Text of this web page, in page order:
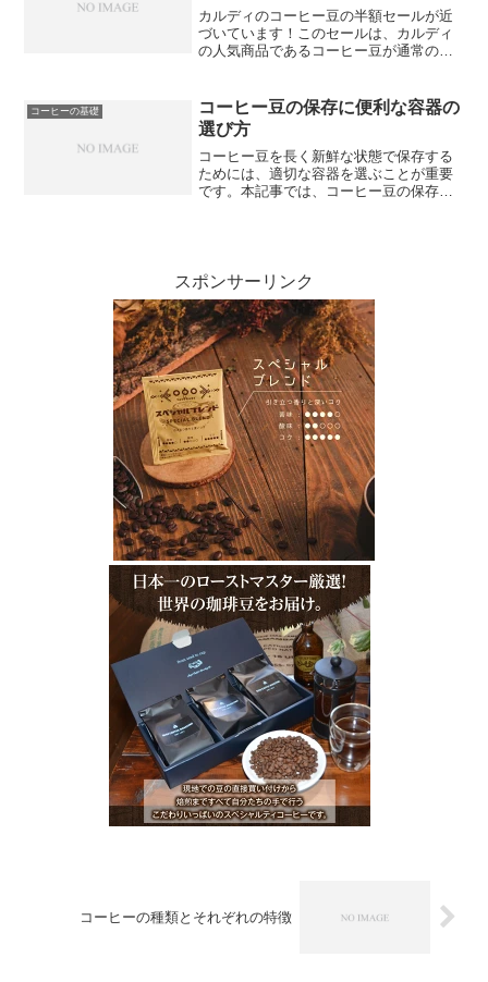
カルディのコーヒー豆の半額セールが近
づいています！このセールは、カルディ
の人気商品であるコーヒー豆が通常の半
分の好みやお気に入りの味を見つける絶
好のチャンスです。セール...
コーヒーの基礎
コーヒー豆の保存に便利な容器の
選び方
コーヒー豆を長く新鮮な状態で保存する
ためには、適切な容器を選ぶことが重要
です。本記事では、コーヒー豆の保存状
スポンサーリンク
コーヒーの種類とそれぞれの特徴